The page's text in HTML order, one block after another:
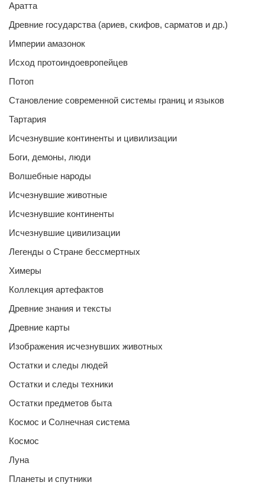
Аратта
Древние государства (ариев, скифов, сарматов и др.)
Империи амазонок
Исход протоиндоевропейцев
Потоп
Становление современной системы границ и языков
Тартария
Исчезнувшие континенты и цивилизации
Боги, демоны, люди
Волшебные народы
Исчезнувшие животные
Исчезнувшие континенты
Исчезнувшие цивилизации
Легенды о Стране бессмертных
Химеры
Коллекция артефактов
Древние знания и тексты
Древние карты
Изображения исчезнувших животных
Остатки и следы людей
Остатки и следы техники
Остатки предметов быта
Космос и Солнечная система
Космос
Луна
Планеты и спутники